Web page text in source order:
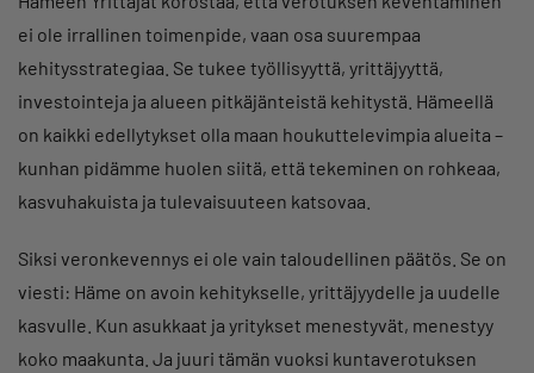
ei ole irrallinen toimenpide, vaan osa suurempaa
kehitysstrategiaa. Se tukee työllisyyttä, yrittäjyyttä,
investointeja ja alueen pitkäjänteistä kehitystä. Hämeellä
on kaikki edellytykset olla maan houkuttelevimpia alueita –
kunhan pidämme huolen siitä, että tekeminen on rohkeaa,
kasvuhakuista ja tulevaisuuteen katsovaa.
Siksi veronkevennys ei ole vain taloudellinen päätös. Se on
viesti: Häme on avoin kehitykselle, yrittäjyydelle ja uudelle
kasvulle. Kun asukkaat ja yritykset menestyvät, menestyy
koko maakunta. Ja juuri tämän vuoksi kuntaverotuksen